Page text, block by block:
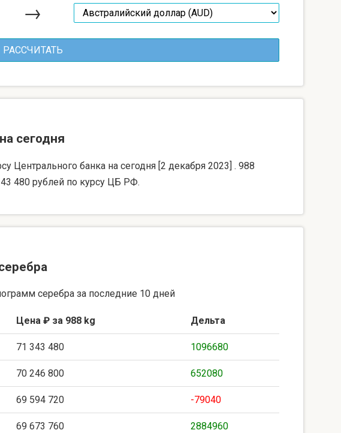
→
сегодня
Центрального банка на сегодня [2 декабря 2023] . 988
480 рублей по курсу ЦБ РФ.
серебра за последние 10 дней
Цена ₽ за 988 kg Дельта
71 343 480 1096680
70 246 800 652080
69 594 720 -79040
69 673 760 2884960